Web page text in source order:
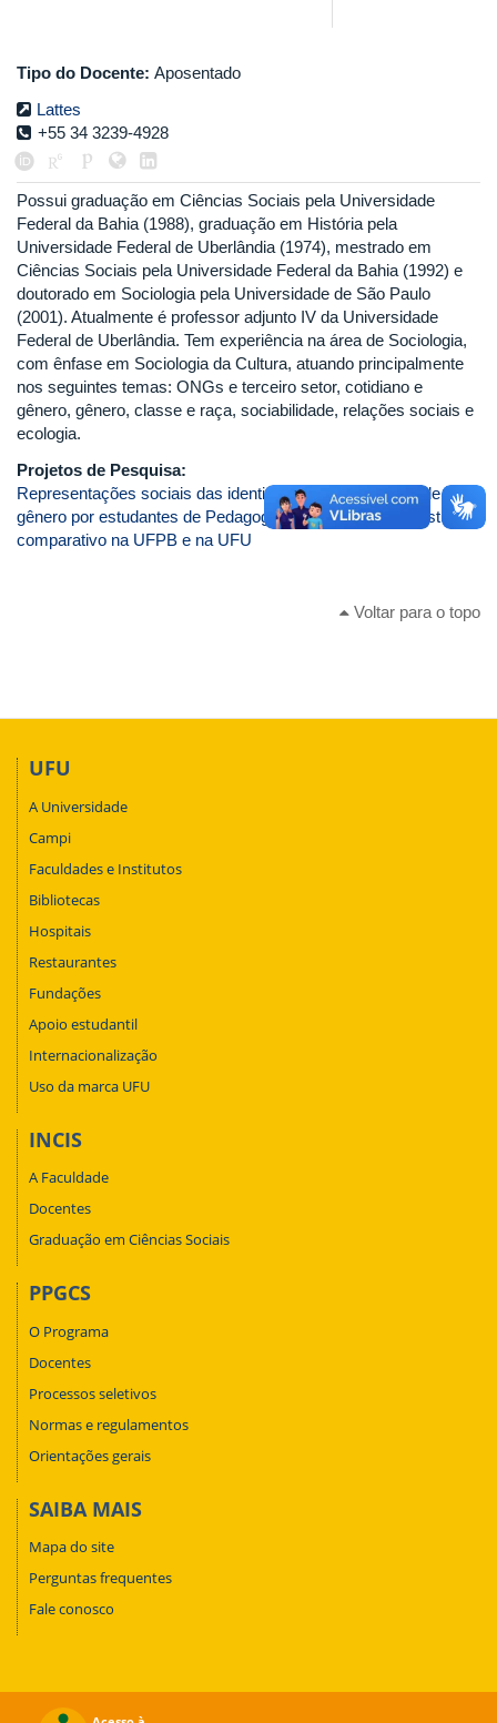
Tipo do Docente: Aposentado
Lattes
+55 34 3239-4928
Possui graduação em Ciências Sociais pela Universidade
Federal da Bahia (1988), graduação em História pela
Universidade Federal de Uberlândia (1974), mestrado em
Ciências Sociais pela Universidade Federal da Bahia (1992) e
doutorado em Sociologia pela Universidade de São Paulo
(2001). Atualmente é professor adjunto IV da Universidade
Federal de Uberlândia. Tem experiência na área de Sociologia,
com ênfase em Sociologia da Cultura, atuando principalmente
nos seguintes temas: ONGs e terceiro setor, cotidiano e
gênero, gênero, classe e raça, sociabilidade, relações sociais e
ecologia.
Projetos de Pesquisa:
Representações sociais das identidades profissionais e de
gênero por estudantes de Pedagogia e Engenharia: um estudo
comparativo na UFPB e na UFU
Voltar para o topo
UFU
A Universidade
Campi
Faculdades e Institutos
Bibliotecas
Hospitais
Restaurantes
Fundações
Apoio estudantil
Internacionalização
Uso da marca UFU
INCIS
A Faculdade
Docentes
Graduação em Ciências Sociais
PPGCS
O Programa
Docentes
Processos seletivos
Normas e regulamentos
Orientações gerais
SAIBA MAIS
Mapa do site
Perguntas frequentes
Fale conosco